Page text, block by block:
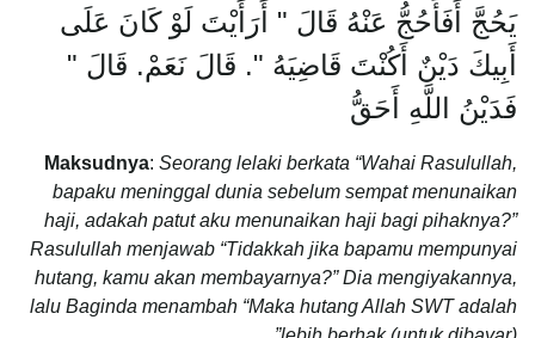
يَحُجَّ أَفَأَحُجُّ عَنْهُ قَالَ ‏"‏ أَرَأَيْتَ لَوْ كَانَ عَلَى
أَبِيكَ دَيْنٌ أَكُنْتَ قَاضِيَهُ ‏"‏‏.‏ قَالَ نَعَمْ‏.‏ قَالَ ‏"‏
فَدَيْنُ اللَّهِ أَحَقُّ
Maksudnya: Seorang lelaki berkata “Wahai Rasulullah,
bapaku meninggal dunia sebelum sempat menunaikan
haji, adakah patut aku menunaikan haji bagi pihaknya?”
Rasulullah menjawab “Tidakkah jika bapamu mempunyai
hutang, kamu akan membayarnya?” Dia mengiyakannya,
lalu Baginda menambah “Maka hutang Allah SWT adalah